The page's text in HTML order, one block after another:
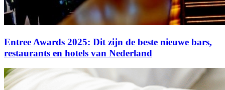
Entree Awards 2025: Dit zijn de beste nieuwe bars,
restaurants en hotels van Nederland